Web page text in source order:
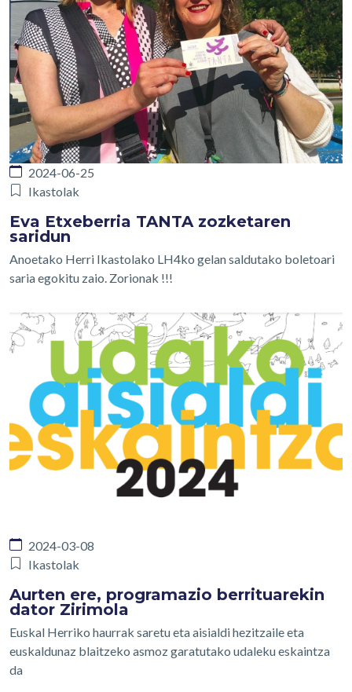
2024-06-25
Ikastolak
Eva Etxeberria TANTA zozketaren
saridun
Anoetako Herri Ikastolako LH4ko gelan saldutako boletoari
saria egokitu zaio. Zorionak !!!
2024-03-08
Ikastolak
Aurten ere, programazio berrituarekin
dator Zirimola
Euskal Herriko haurrak saretu eta aisialdi hezitzaile eta
euskaldunaz blaitzeko asmoz garatutako udaleku eskaintza
da